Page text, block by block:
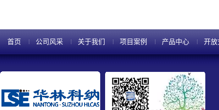
首页 公司风采 关于我们 项目案例 产品中心 开放